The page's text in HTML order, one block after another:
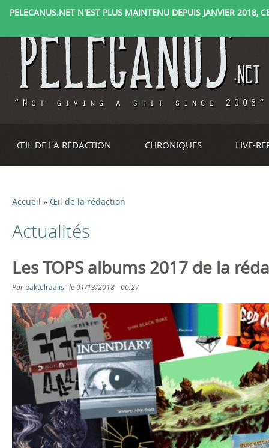
PELECANUS.NET N'EST PLUS MAINTENU DEPUIS JANVIER 2018,
ŒIL DE LA RÉDACTION CHRONIQUES LIVE-
V
o
u
s
ê
t
e
i
c
Accueil » Œil de la rédaction
Actualités
Les TOPS albums 2017 de la
Par baktelraalis le01/13/2018 - 00:27
P
a
g
e
s